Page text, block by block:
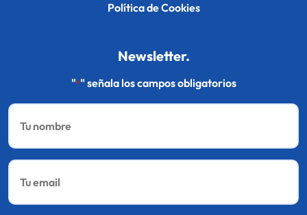
Política de Cookies
Newsletter.
"*" señala los campos obligatorios